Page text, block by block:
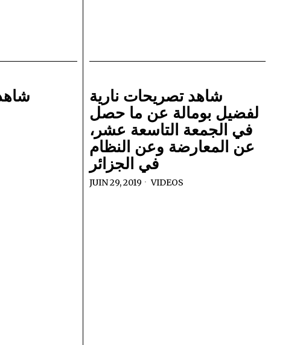
شاهد تصريحات نارية
لفضيل بومالة عن ما حصل
في الجمعة التاسعة عشر،
عن المعارضة وعن النظام
في الجزائر
JUIN 29, 2019 VIDEOS